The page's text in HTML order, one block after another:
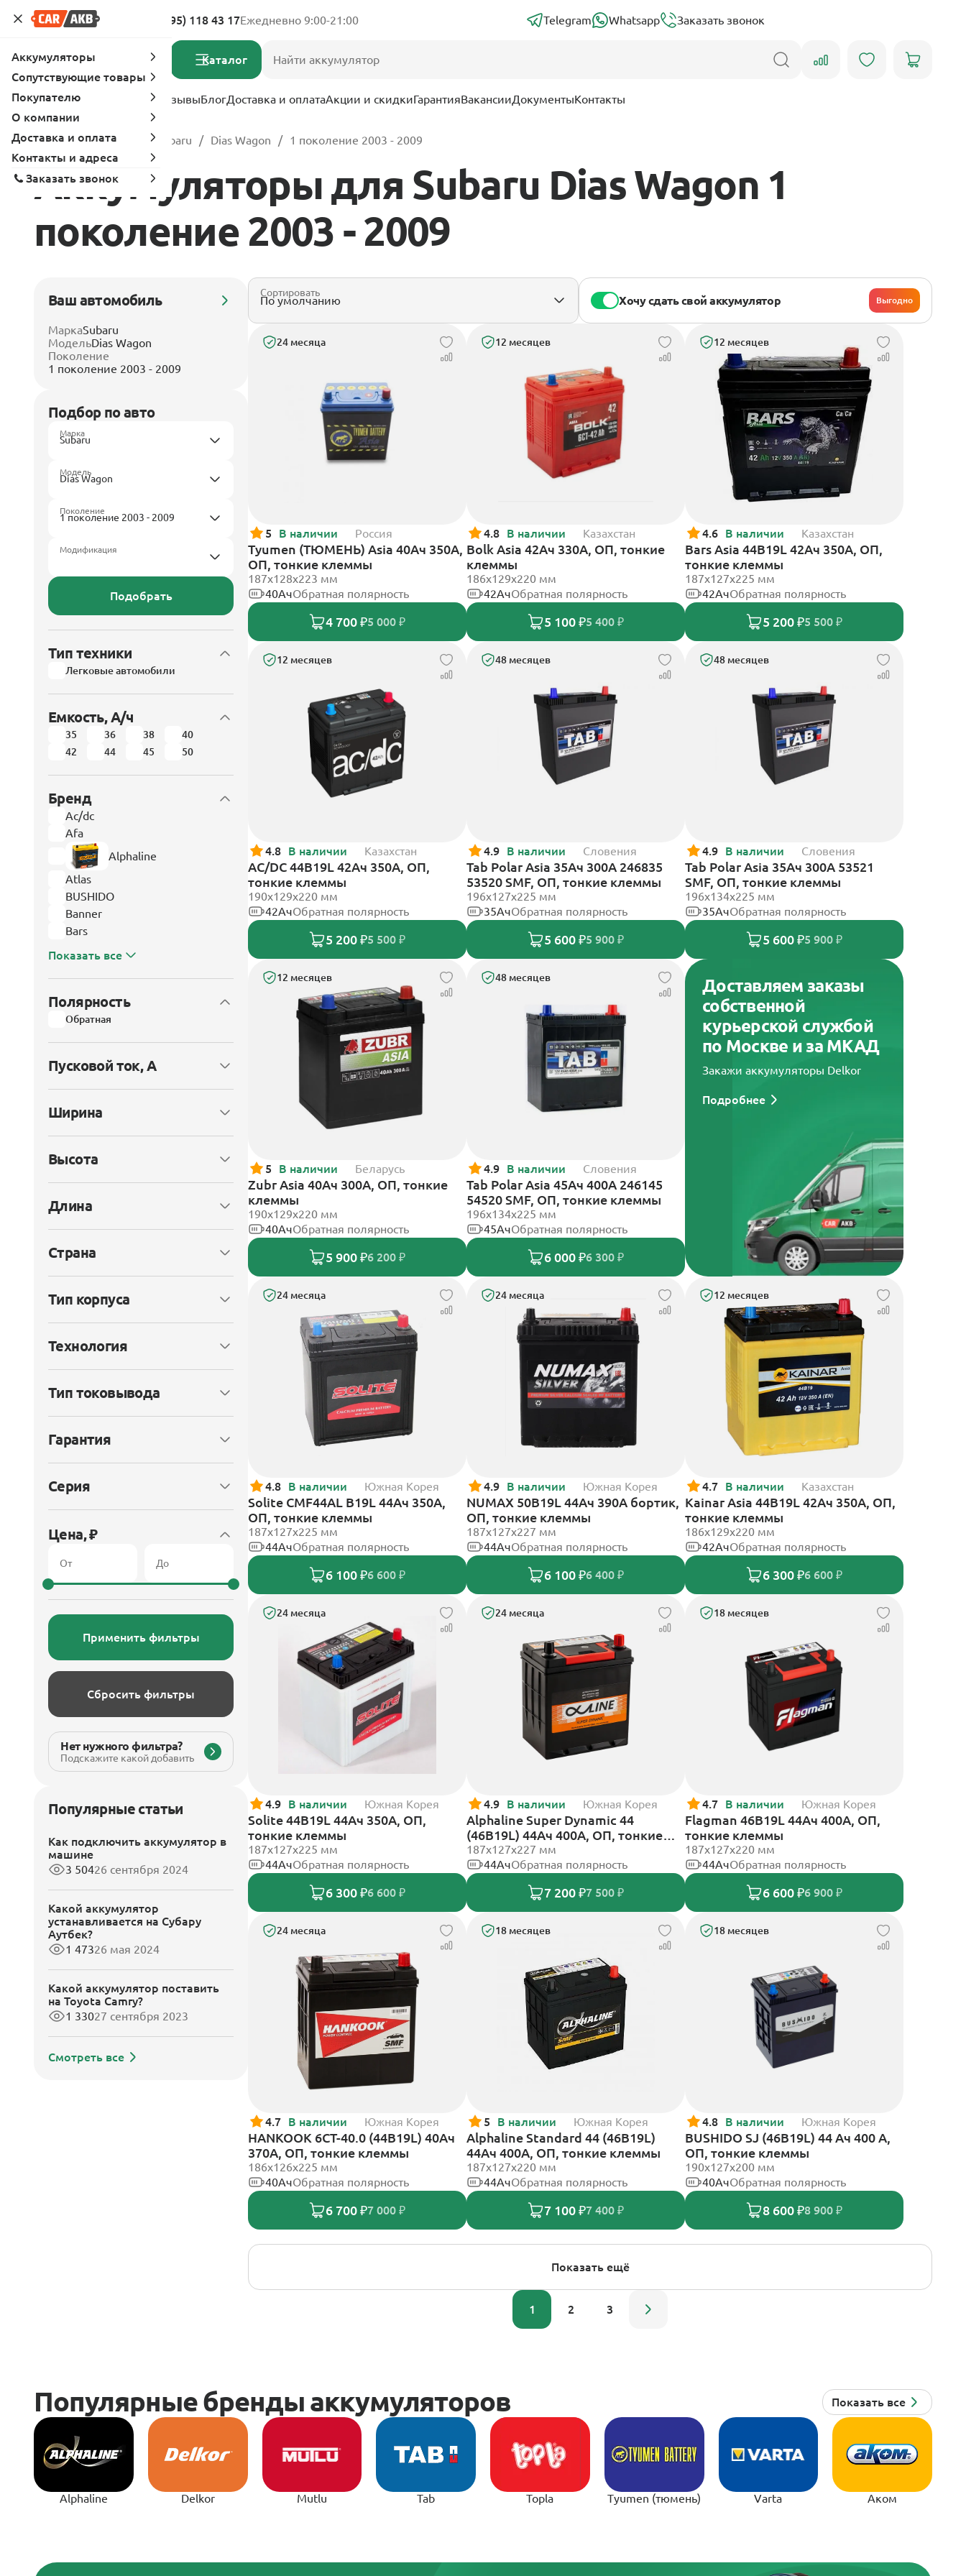
Адреса магазинов 8 (495) 118 43 17Ежедневно 9:00-21:00 Telegram Whatsapp Заказать звонок
Каталог
Услуги Вопрос-ответ ОтзывыБлогДоставка и оплатаАкции и скидкиГарантияВакансииДокументыКонтакты
Главная Каталог Subaru Dias Wagon 1 поколение 2003 - 2009
Аккумуляторы для Subaru Dias Wagon 1
поколение 2003 - 2009
Ваш автомобиль
МаркаSubaru
МодельDias Wagon
Поколение
1 поколение 2003 - 2009
Подбор по авто
Марка
Модель
Поколение
Модификация
Подобрать
Тип техники
Легковые автомобили
Емкость, А/ч
35 36 38
40
42
44 45 50
Бренд
Ac/dc
Afa
Alphaline
Atlas
BUSHIDO
Banner
Bars
Показать все
Полярность
Обратная
Пусковой ток, А
Ширина
Высота
Длина
Страна
Тип корпуса
Технология
Тип токовывода
Гарантия
Серия
Цена, ₽
Применить фильтры
Сбросить фильтры
Нет нужного фильтра?
Подскажите какой добавить
Популярные статьи
Как подключить аккумулятор в
машине
3 50426 сентября 2024
Какой аккумулятор
устанавливается на Субару
Аутбек?
1 47326 мая 2024
Какой аккумулятор поставить
на Toyota Camry?
1 33027 сентября 2023
Смотреть все
Сортировать
Хочу сдать свой аккумулятор Выгодно
24 месяца
5 В наличии Россия
Tyumen (ТЮМЕНЬ) Asia 40Ач 350А,
ОП, тонкие клеммы
187х128х223 мм
40АчОбратная полярность
4 700 ₽5 000 ₽
12 месяцев
4.8 В наличии Казахстан
Bolk Asia 42Ач 330А, ОП, тонкие
клеммы
186х129х220 мм
42АчОбратная полярность
5 100 ₽5 400 ₽
12 месяцев
4.6 В наличии Казахстан
Bars Asia 44B19L 42Ач 350А, ОП,
тонкие клеммы
187x127x225 мм
42АчОбратная полярность
5 200 ₽5 500 ₽
12 месяцев
4.8 В наличии Казахстан
AC/DC 44B19L 42Ач 350А, ОП,
тонкие клеммы
190x129x220 мм
42АчОбратная полярность
5 200 ₽5 500 ₽
48 месяцев
4.9 В наличии Словения
Tab Polar Asia 35Ач 300А 246835
53520 SMF, ОП, тонкие клеммы
196x127x225 мм
35АчОбратная полярность
5 600 ₽5 900 ₽
48 месяцев
4.9 В наличии Словения
Tab Polar Asia 35Ач 300А 53521
SMF, ОП, тонкие клеммы
196x134x225 мм
35АчОбратная полярность
5 600 ₽5 900 ₽
12 месяцев
5 В наличии Беларусь
Zubr Asia 40Ач 300А, ОП, тонкие
клеммы
190x129x220 мм
40АчОбратная полярность
5 900 ₽6 200 ₽
48 месяцев
4.9 В наличии Словения
Tab Polar Asia 45Ач 400А 246145
54520 SMF, ОП, тонкие клеммы
196x134x225 мм
45АчОбратная полярность
6 000 ₽6 300 ₽
Доставляем заказы
собственной
курьерской службой
по Москве и за МКАД
Закажи аккумуляторы Delkor
Подробнее
24 месяца
4.8 В наличии Южная Корея
Solite CMF44AL B19L 44Ач 350А,
ОП, тонкие клеммы
187x127x225 мм
44АчОбратная полярность
6 100 ₽6 600 ₽
24 месяца
4.9 В наличии Южная Корея
NUMAX 50B19L 44Ач 390А бортик,
ОП, тонкие клеммы
187х127х227 мм
44АчОбратная полярность
6 100 ₽6 400 ₽
12 месяцев
4.7 В наличии Казахстан
Kainar Asia 44B19L 42Ач 350А, ОП,
тонкие клеммы
186х129х220 мм
42АчОбратная полярность
6 300 ₽6 600 ₽
24 месяца
4.9 В наличии Южная Корея
Solite 44B19L 44Ач 350А, ОП,
тонкие клеммы
187x127x225 мм
44АчОбратная полярность
6 300 ₽6 600 ₽
24 месяца
4.9 В наличии Южная Корея
Alphaline Super Dynamic 44
(46B19L) 44Ач 400А, ОП, тонкие
клеммы
187х127х227 мм
44АчОбратная полярность
7 200 ₽7 500 ₽
18 месяцев
4.7 В наличии Южная Корея
Flagman 46B19L 44Ач 400А, ОП,
тонкие клеммы
187x127x220 мм
44АчОбратная полярность
6 600 ₽6 900 ₽
24 месяца
4.7 В наличии Южная Корея
HANKOOK 6СТ-40.0 (44B19L) 40Ач
370А, ОП, тонкие клеммы
186х126х225 мм
40АчОбратная полярность
6 700 ₽7 000 ₽
18 месяцев
5 В наличии Южная Корея
Alphaline Standard 44 (46B19L)
44Ач 400А, ОП, тонкие клеммы
187x127х220 мм
44АчОбратная полярность
7 100 ₽7 400 ₽
18 месяцев
4.8 В наличии Южная Корея
BUSHIDO SJ (46B19L) 44 Ач 400 А,
ОП, тонкие клеммы
190x127x200 мм
40АчОбратная полярность
8 600 ₽8 900 ₽
Показать ещё
1 2 3
Alphaline Delkor Mutlu Tab Topla Tyumen (тюмень) Varta Аком
Аккумуляторы
Сопутствующие товары
Покупателю
О компании
Доставка и оплата
Контакты и адреса
Заказать звонок